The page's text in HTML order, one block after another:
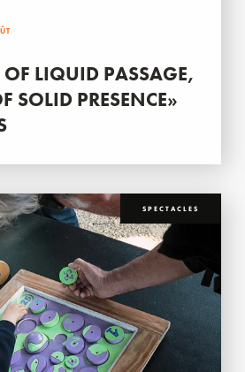
OF LIQUID PASSAGE,
SOLID PRESENCE»
SPECTACLES